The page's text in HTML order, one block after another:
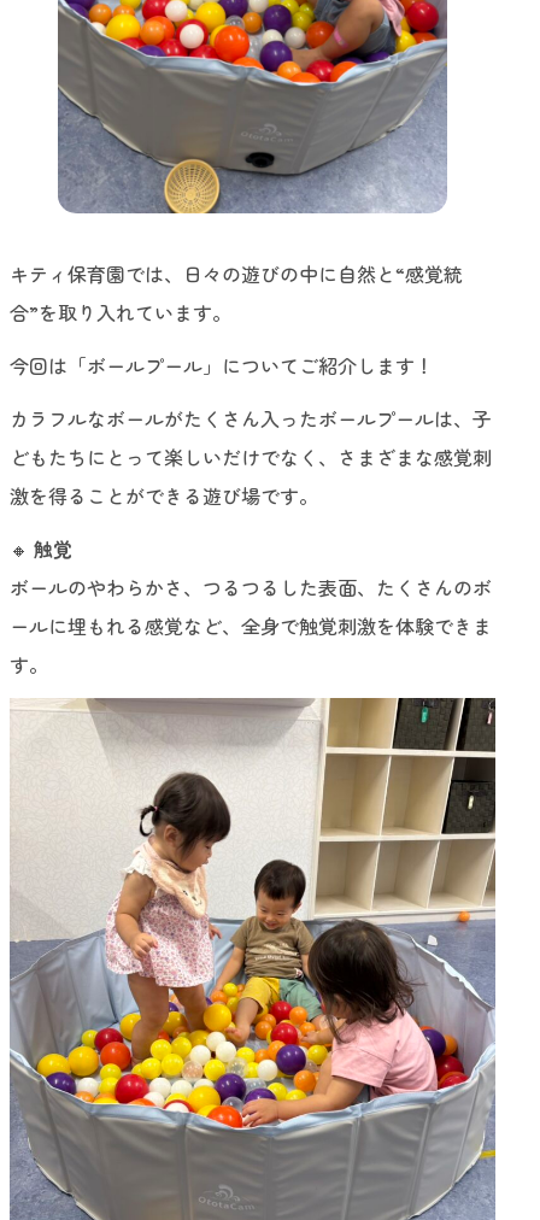
キティ保育園では、日々の遊びの中に自然と“感覚統
合”を取り入れています。
今回は「ボールプール」についてご紹介します！
カラフルなボールがたくさん入ったボールプールは、子
どもたちにとって楽しいだけでなく、さまざまな感覚刺
激を得ることができる遊び場です。
🔸 触覚
ボールのやわらかさ、つるつるした表面、たくさんのボ
ールに埋もれる感覚など、全身で触覚刺激を体験できま
す。